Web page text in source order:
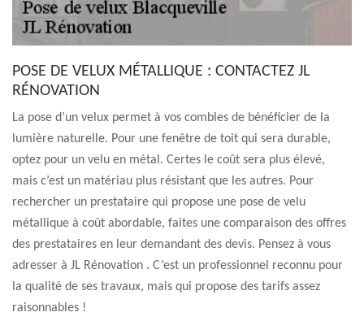
POSE DE VELUX MÉTALLIQUE : CONTACTEZ JL
RÉNOVATION
La pose d’un velux permet à vos combles de bénéficier de la
lumière naturelle. Pour une fenêtre de toit qui sera durable,
optez pour un velu en métal. Certes le coût sera plus élevé,
mais c’est un matériau plus résistant que les autres. Pour
rechercher un prestataire qui propose une pose de velu
métallique à coût abordable, faites une comparaison des offres
des prestataires en leur demandant des devis. Pensez à vous
adresser à JL Rénovation . C’est un professionnel reconnu pour
la qualité de ses travaux, mais qui propose des tarifs assez
raisonnables !